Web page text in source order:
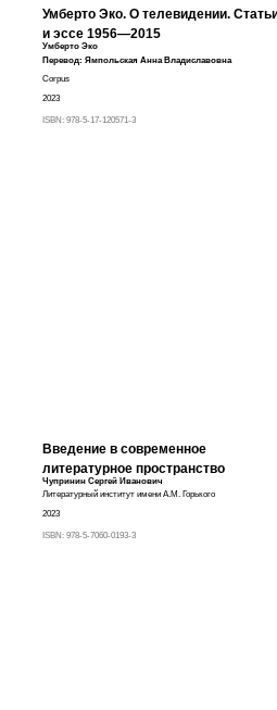
Умберто Эко. О телевидении.
и эссе 1956—2015
Умберто Эко
Перевод: Ямпольская Анна Владиславовна
Corpus
2023
ISBN: 978-5-17-120571-3
Введение в современное
литературное пространство
Чупринин Сергей Иванович
Литературный институт имени А.М. Горького
2023
ISBN: 978-5-7060-0193-3